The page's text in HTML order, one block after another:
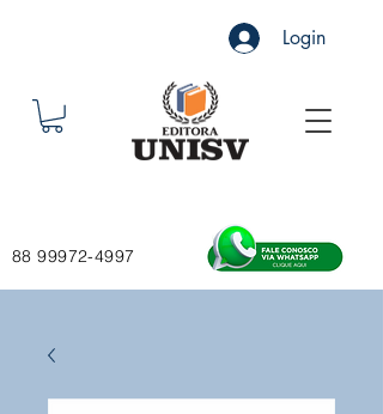
Login
88 99972-4997